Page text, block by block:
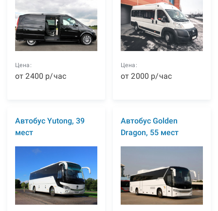
Цена:
от2400 р/час
Цена:
от2000 р/час
Автобус Yutong, 39
мест
Автобус Golden
Dragon, 55 мест